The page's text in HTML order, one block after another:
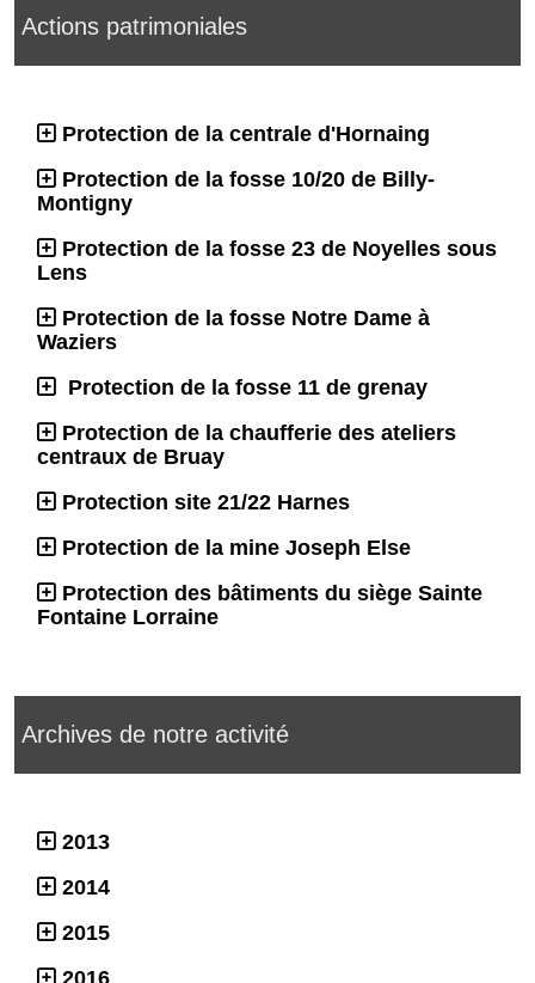
Actions patrimoniales
Protection de la centrale d'Hornaing
Protection de la fosse 10/20 de Billy-
Montigny
Protection de la fosse 23 de Noyelles sous
Lens
Protection de la fosse Notre Dame à
Waziers
Protection de la fosse 11 de grenay
Protection de la chaufferie des ateliers
centraux de Bruay
Protection site 21/22 Harnes
Protection de la mine Joseph Else
Protection des bâtiments du siège Sainte
Fontaine Lorraine
Archives de notre activité
2013
2014
2015